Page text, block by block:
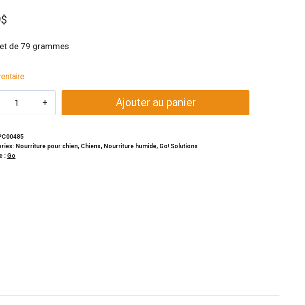
$
de 79 grammes
Ajouter au panier
Nourriture pour chien, Chiens, Nourriture humide, Go! Solutions
: Go